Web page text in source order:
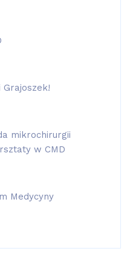
Grajoszek!
mikrochirurgii
w CMD
Medycyny